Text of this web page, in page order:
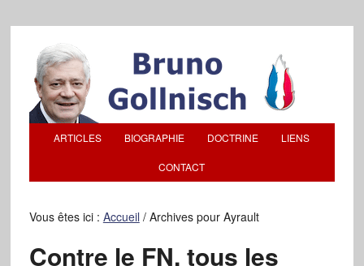
ARTICLES BIOGRAPHIE DOCTRINE LIENS
CONTACT
Vous êtes ici : Accueil /Archives pour Ayrault
Contre le FN, tous les